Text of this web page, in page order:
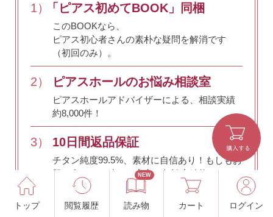
トップ 閲覧履歴
NEW
読み物 カート ログイン
1） 「ピアス初めてBOOK」同梱
このBOOKなら、
ピアス初心者さんの素朴な疑問を解消です
（初回のみ）。
2） ピアスホールのお悩み相談室
ピアスホールアドバイザーによる、相談実績
約8,000件！
3） 10日間返品保証
チタン純度99.5%、素材に自信あり！ もしもお
肌に合わない時にも安心。相談実績約8,000